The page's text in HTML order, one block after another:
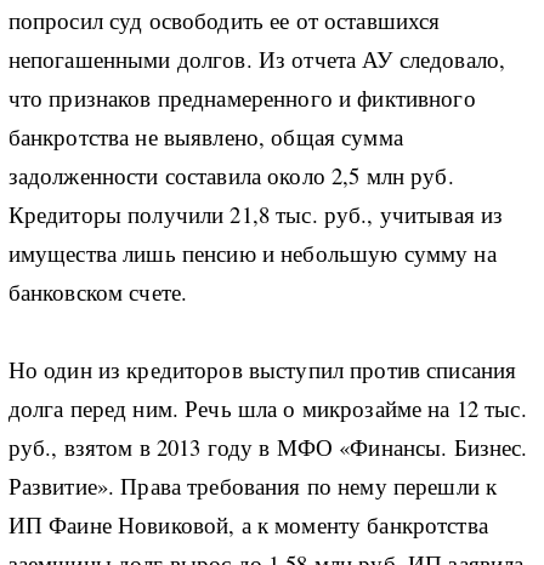
попросил суд освободить ее от оставшихся
непогашенными долгов. Из отчета АУ следовало,
что признаков преднамеренного и фиктивного
банкротства не выявлено, общая сумма
задолженности составила около 2,5 млн руб.
Кредиторы получили 21,8 тыс. руб., учитывая из
имущества лишь пенсию и небольшую сумму на
банковском счете.
Но один из кредиторов выступил против списания
долга перед ним. Речь шла о микрозайме на 12 тыс.
руб., взятом в 2013 году в МФО «Финансы. Бизнес.
Развитие». Права требования по нему перешли к
ИП Фаине Новиковой, а к моменту банкротства